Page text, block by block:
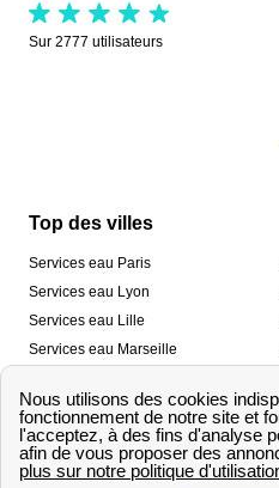
Sur 2777 utilisateurs
Top des villes
Services eau Paris
Services eau Lyon
Services eau Lille
Services eau Marseille
Services eau Toulon
Nos outils